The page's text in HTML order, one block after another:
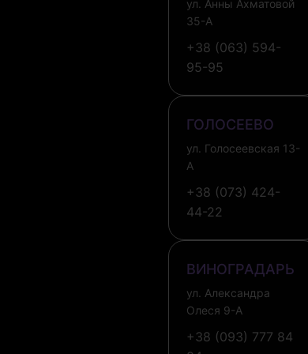
ул. Анны Ахматовой
35-А
+38 (063) 594-
95-95
ГОЛОСЕЕВО
ул. Голосеевская 13-
А
+38 (073) 424-
44-22
ВИНОГРАДАРЬ
ул. Александра
Олеся 9-А
+38 (093) 777 84